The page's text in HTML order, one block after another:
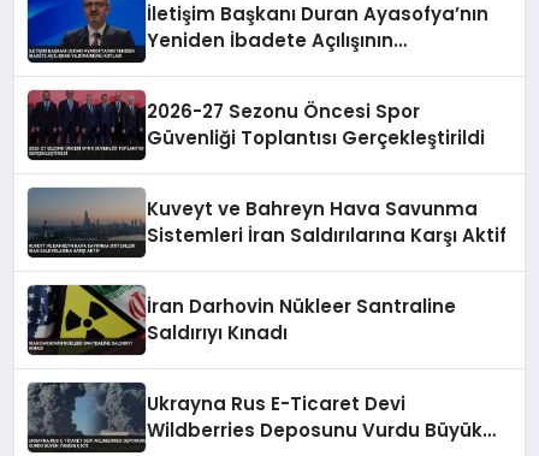
İletişim Başkanı Duran Ayasofya’nın
Yeniden İbadete Açılışının
2026-27 Sezonu Öncesi Spor
Güvenliği Toplantısı Gerçekleştirildi
Kuveyt ve Bahreyn Hava Savunma
Sistemleri İran Saldırılarına Karşı Aktif
İran Darhovin Nükleer Santraline
Saldırıyı Kınadı
Ukrayna Rus E-Ticaret Devi
Wildberries Deposunu Vurdu Büyük